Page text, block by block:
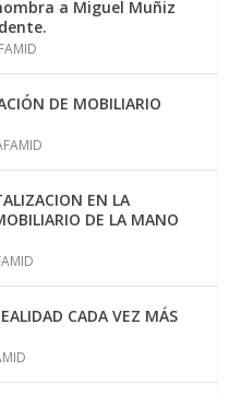
a Miguel Muñiz
DE MOBILIARIO
EN LA
DE LA MANO
CADA VEZ MÁS